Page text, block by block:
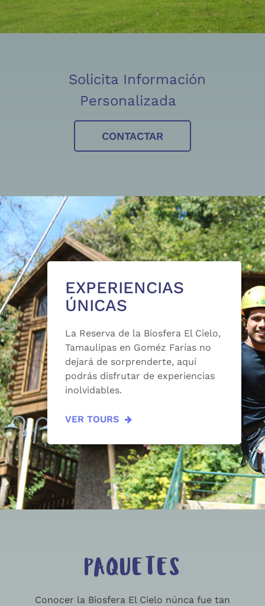
Solicita Información
Personalizada
CONTACTAR
EXPERIENCIAS
ÚNICAS
La Reserva de la Biosfera El Cielo,
Tamaulipas en Goméz Farías no
dejará de sorprenderte, aquí
podrás disfrutar de experiencias
inolvidables.
VER TOURS
PAQUETES
Conocer la Biosfera El Cielo núnca fue tan